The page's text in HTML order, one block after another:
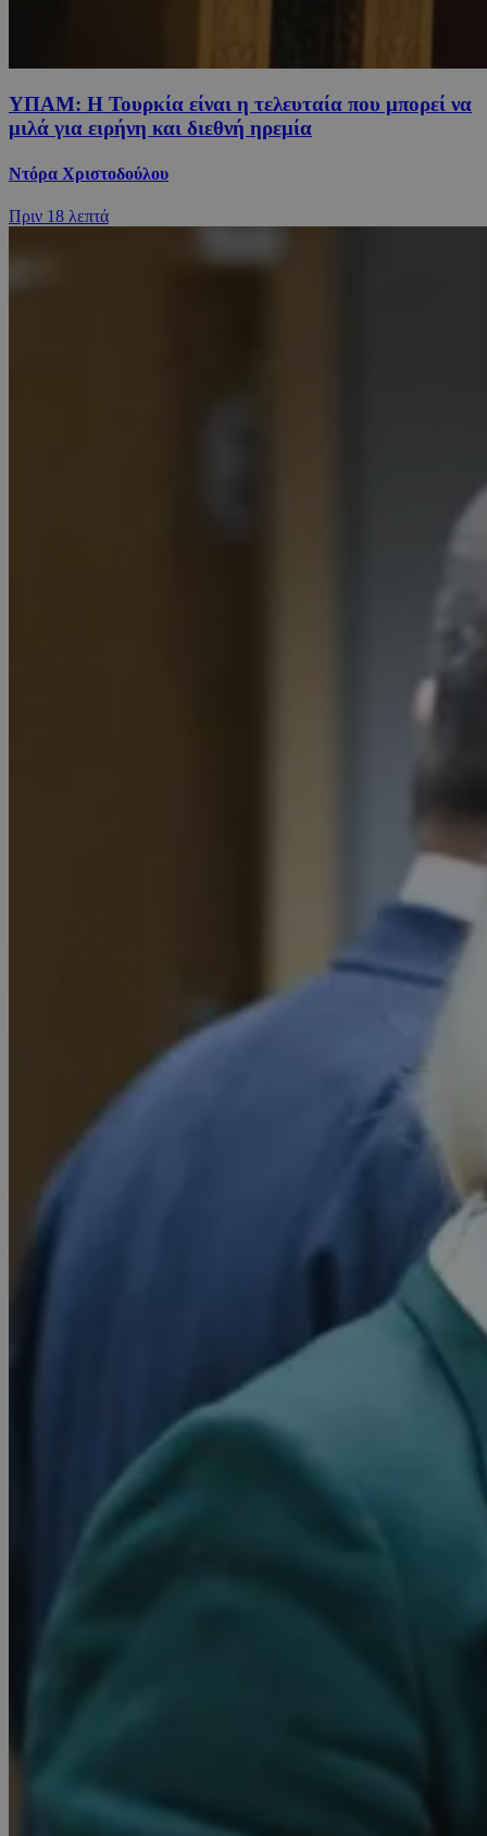
ΥΠΑΜ: Η Τουρκία είναι η τελευταία που μπορεί να
μιλά για ειρήνη και διεθνή ηρεμία
Ντόρα Χριστοδούλου
Πριν 18 λεπτά